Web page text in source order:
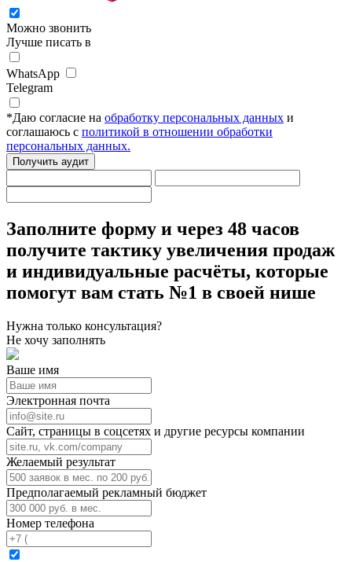
Можно звонить
Лучше писать в
WhatsApp
Telegram
*Даю согласие на обработку персональных данных и
соглашаюсь с политикой в отношении обработки
персональных данных.
Получить аудит
Заполните форму и через 48 часов
получите тактику увеличения продаж
и индивидуальные расчёты, которые
помогут вам стать №1 в своей нише
Нужна только консультация?
Не хочу заполнять
Ваше имя
Электронная почта
Сайт, страницы в соцсетях и другие ресурсы компании
Желаемый результат
Предполагаемый рекламный бюджет
Номер телефона